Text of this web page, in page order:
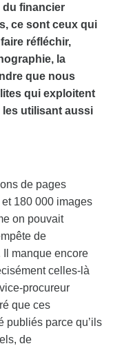
du financier
ce sont ceux qui
réfléchir,
la
que nous
qui exploitent
les utilisant aussi
de pages
180 000 images
on pouvait
de
Il manque encore
celles-là
procureur
que ces
publiés parce qu’ils
de